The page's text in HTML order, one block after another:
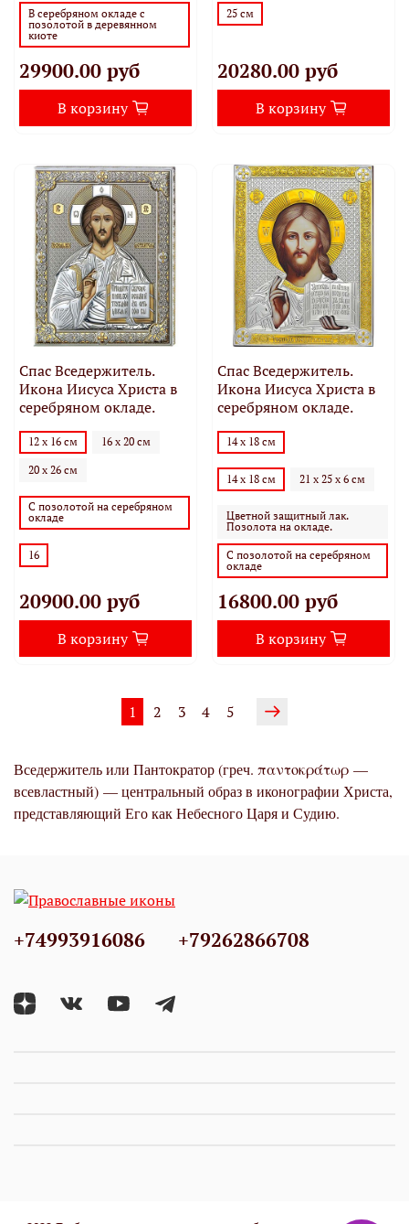
В серебряном окладе с
позолотой в деревянном
киоте
29900.00 руб
В корзину
25 см
20280.00 руб
В корзину
Спас Вседержитель.
Икона Иисуса Христа в
серебряном окладе.
12 х 16 см 16 х 20 см
20 х 26 см
С позолотой на серебряном
окладе
16
20900.00 руб
В корзину
Спас Вседержитель.
Икона Иисуса Христа в
серебряном окладе.
14 х 18 см
14 х 18 см 21 х 25 х 6 см
Цветной защитный лак.
Позолота на окладе.
С позолотой на серебряном
окладе
16800.00 руб
В корзину
1 2 3 4 5
Вседержитель или Пантократор (греч. παντοκράτωρ —
всевластный) — центральный образ в иконографии Христа,
представляющий Его как Небесного Царя и Судию.
+74993916086 +79262866708